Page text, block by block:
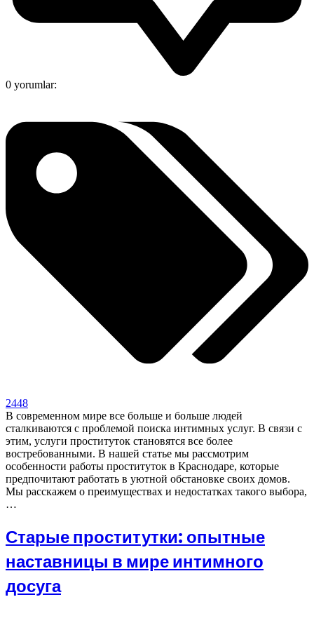
0 yorumlar:
2448
В современном мире все больше и больше людей
сталкиваются с проблемой поиска интимных услуг. В связи с
этим, услуги проституток становятся все более
востребованными. В нашей статье мы рассмотрим
особенности работы проституток в Краснодаре, которые
предпочитают работать в уютной обстановке своих домов.
Мы расскажем о преимуществах и недостатках такого выбора,
…
Старые проститутки: опытные
наставницы в мире интимного
досуга